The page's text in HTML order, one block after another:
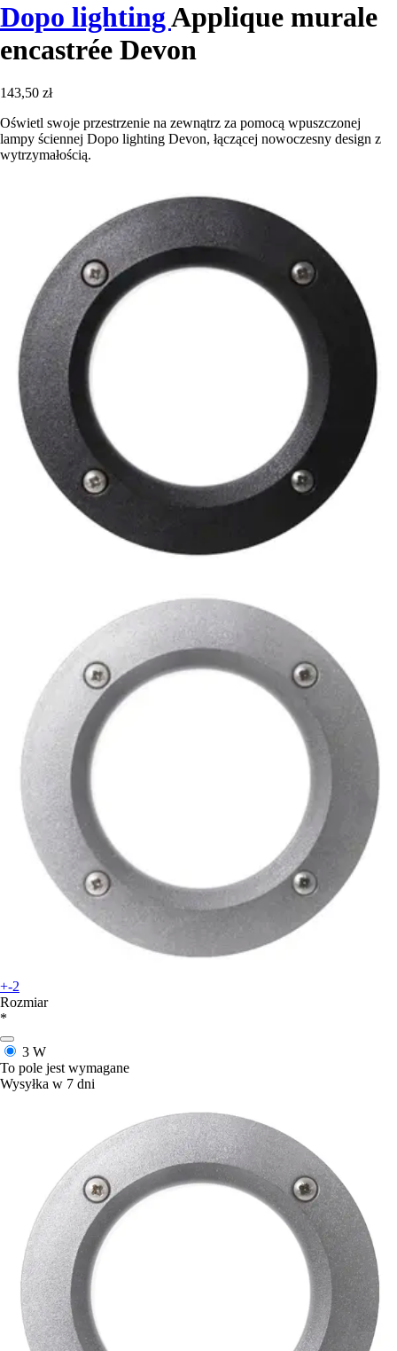
Dopo lightingApplique murale
encastrée Devon
143,50 zł
Oświetl swoje przestrzenie na zewnątrz za pomocą wpuszczonej
lampy ściennej Dopo lighting Devon, łączącej nowoczesny design z
wytrzymałością.
+-2
Rozmiar
*
3 W
To pole jest wymagane
Wysyłka w 7 dni